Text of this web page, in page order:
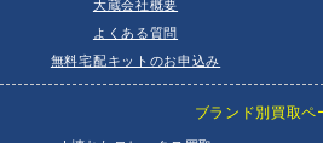
大蔵会社概要
よくある質問
無料宅配キットのお申込み
ブランド別買取ペ